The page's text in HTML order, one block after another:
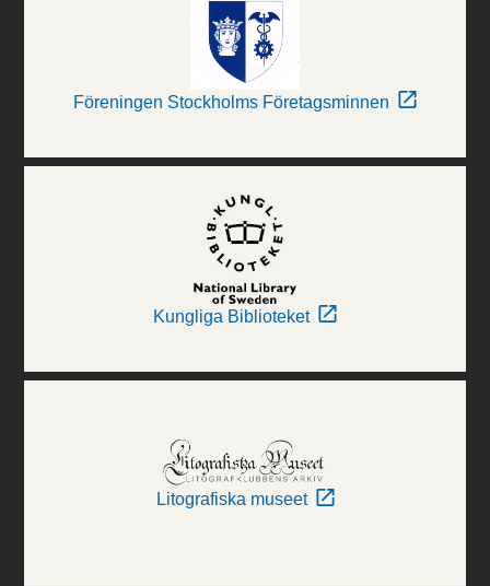
Föreningen Stockholms Företagsminnen
Kungliga Biblioteket
Litografiska museet